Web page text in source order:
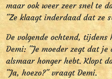
maar ook weer zeer snel te
"Ze klaagt inderdaad dat ze
De volgende ochtend,
Demi: "Je moeder zegt dat je
alsmaar honger hebt. Klopt
"Ja, hoezo?" vraagt Demi.